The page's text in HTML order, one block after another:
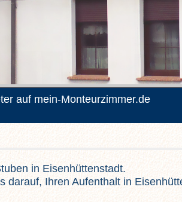
auf mein-Monteurzimmer.de
in Eisenhüttenstadt.
Ihren Aufenthalt in